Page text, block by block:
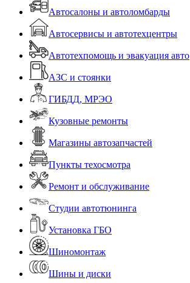
Автосалоны и автоломбарды
Автосервисы и автотехцентры
Автотехпомощь и эвакуация авто
АЗС и стоянки
ГИБДД, МРЭО
Кузовные ремонты
Магазины автозапчастей
Пункты техосмотра
Ремонт и обслуживание
Студии автотюнинга
Установка ГБО
Шиномонтаж
Шины и диски